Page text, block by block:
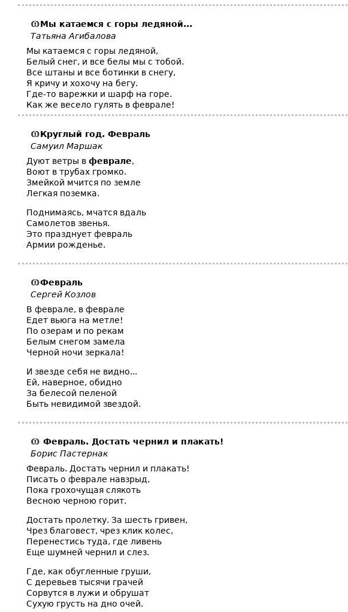
Мы катаемся с горы ледяной...
Татьяна Агибалова
Мы катаемся с горы ледяной,
Белый снег, и все белы мы с тобой.
Все штаны и все ботинки в снегу,
Я кричу и хохочу на бегу.
Где-то варежки и шарф на горе.
Как же весело гулять в феврале!
Круглый год. Февраль
Самуил Маршак
Дуют ветры в феврале,
Воют в трубах громко.
Змейкой мчится по земле
Легкая поземка.
Поднимаясь, мчатся вдаль
Самолетов звенья.
Это празднует февраль
Армии рожденье.
Февраль
Сергей Козлов
В феврале, в феврале
Едет вьюга на метле!
По озерам и по рекам
Белым снегом замела
Черной ночи зеркала!
И звезде себя не видно...
Ей, наверное, обидно
За белесой пеленой
Быть невидимой звездой.
Февраль. Достать чернил и плакать!
Борис Пастернак
Февраль. Достать чернил и плакать!
Писать о феврале навзрыд,
Пока грохочущая слякоть
Весною черною горит.
Достать пролетку. За шесть гривен,
Чрез благовест, чрез клик колес,
Перенестись туда, где ливень
Еще шумней чернил и слез.
Где, как обугленные груши,
С деревьев тысячи грачей
Сорвутся в лужи и обрушат
Сухую грусть на дно очей.